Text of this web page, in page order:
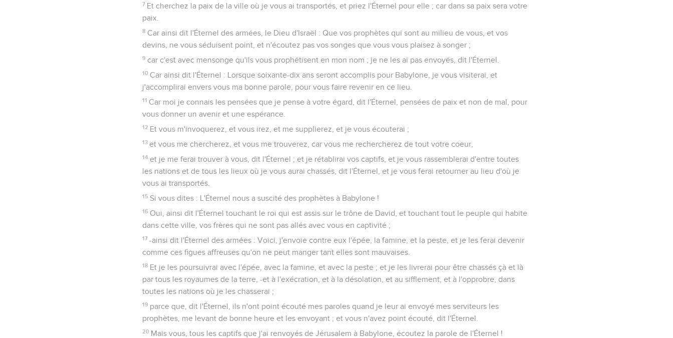
7 Et cherchez la paix de la ville où je vous ai transportés, et priez l'Éternel pour elle ; car dans sa paix sera votre
paix.
8 Car ainsi dit l'Éternel des armées, le Dieu d'Israël : Que vos prophètes qui sont au milieu de vous, et vos
devins, ne vous séduisent point, et n'écoutez pas vos songes que vous vous plaisez à songer ;
9 car c'est avec mensonge qu'ils vous prophétisent en mon nom ; je ne les ai pas envoyés, dit l'Éternel.
10 Car ainsi dit l'Éternel : Lorsque soixante-dix ans seront accomplis pour Babylone, je vous visiterai, et
j'accomplirai envers vous ma bonne parole, pour vous faire revenir en ce lieu.
11 Car moi je connais les pensées que je pense à votre égard, dit l'Éternel, pensées de paix et non de mal, pour
vous donner un avenir et une espérance.
12 Et vous m'invoquerez, et vous irez, et me supplierez, et je vous écouterai ;
13 et vous me chercherez, et vous me trouverez, car vous me rechercherez de tout votre coeur,
14 et je me ferai trouver à vous, dit l'Éternel ; et je rétablirai vos captifs, et je vous rassemblerai d'entre toutes
les nations et de tous les lieux où je vous aurai chassés, dit l'Éternel, et je vous ferai retourner au lieu d'où je
vous ai transportés.
15 Si vous dites : L'Éternel nous a suscité des prophètes à Babylone !
16 Oui, ainsi dit l'Éternel touchant le roi qui est assis sur le trône de David, et touchant tout le peuple qui habite
dans cette ville, vos frères qui ne sont pas allés avec vous en captivité ;
17 -ainsi dit l'Éternel des armées : Voici, j'envoie contre eux l'épée, la famine, et la peste, et je les ferai devenir
comme ces figues affreuses qu'on ne peut manger tant elles sont mauvaises.
18 Et je les poursuivrai avec l'épée, avec la famine, et avec la peste ; et je les livrerai pour être chassés çà et là
par tous les royaumes de la terre, -et à l'exécration, et à la désolation, et au sifflement, et à l'opprobre, dans
toutes les nations où je les chasserai ;
19 parce que, dit l'Éternel, ils n'ont point écouté mes paroles quand je leur ai envoyé mes serviteurs les
prophètes, me levant de bonne heure et les envoyant ; et vous n'avez point écouté, dit l'Éternel.
20 Mais vous, tous les captifs que j'ai renvoyés de Jérusalem à Babylone, écoutez la parole de l'Éternel !